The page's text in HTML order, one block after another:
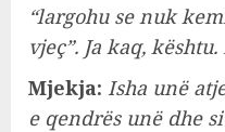
“largohu se nuk
vjeç”. Ja kaq,
Mjekja: Isha unë
e qendrës unë dhe